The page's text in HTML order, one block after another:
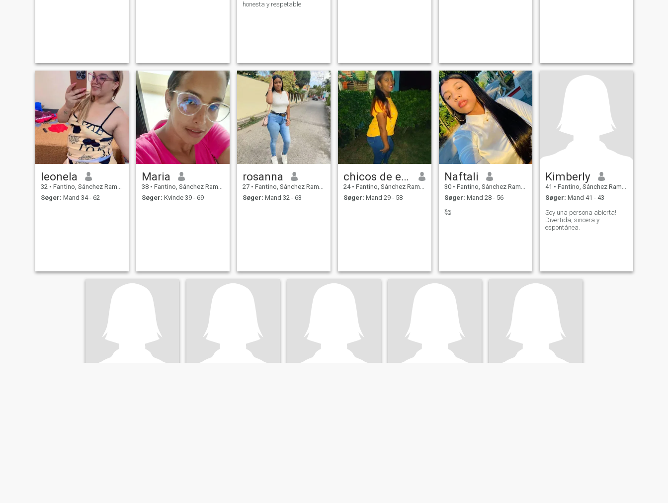
honesta y respetable
leonela
32 • Fantino, Sánchez Ramírez, DR Dominikanske
Søger: Mand 34 - 62
Maria
38 • Fantino, Sánchez Ramírez, DR Dominikanske
Søger: Kvinde 39 - 69
rosanna
27 • Fantino, Sánchez Ramírez, DR Dominikanske
Søger: Mand 32 - 63
chicos de estados Unidos
24 • Fantino, Sánchez Ramírez, DR Dominikanske
Søger: Mand 29 - 58
Naftali
30 • Fantino, Sánchez Ramírez, DR Dominikanske
Søger: Mand 28 - 56
🥰
Kimberly
41 • Fantino, Sánchez Ramírez, DR Dominikanske
Søger: Mand 41 - 43
Soy una persona abierta!
Divertida, sincera y
espontánea.